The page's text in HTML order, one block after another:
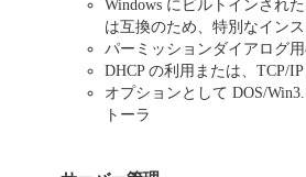
Windows にビルトインされ
は互換のため、特別なイン
パーミッションダイアログ
DHCP の利用または、TCP/
オプションとして DOS/
トーラ